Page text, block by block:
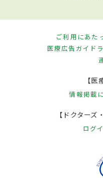
ご利用にあた
医療広告ガイド
【医
情報掲載
【ドクターズ
ログ